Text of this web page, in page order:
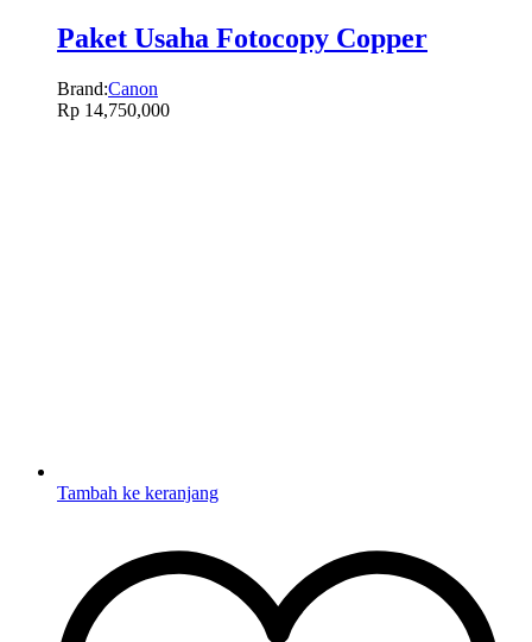
Paket Usaha Fotocopy Copper
Brand:Canon
Rp 14,750,000
Tambah ke keranjang